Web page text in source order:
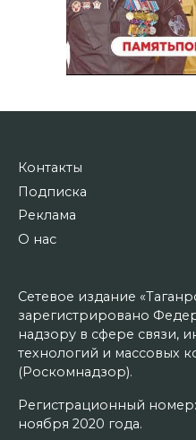
Контакты
Подписка
Реклама
О нас
Сетевое издание
зарегистрировано
надзору в сфере связи,
технологий и массовых
(Роскомнадзор).
Регистрационный
ноября 2020 года.